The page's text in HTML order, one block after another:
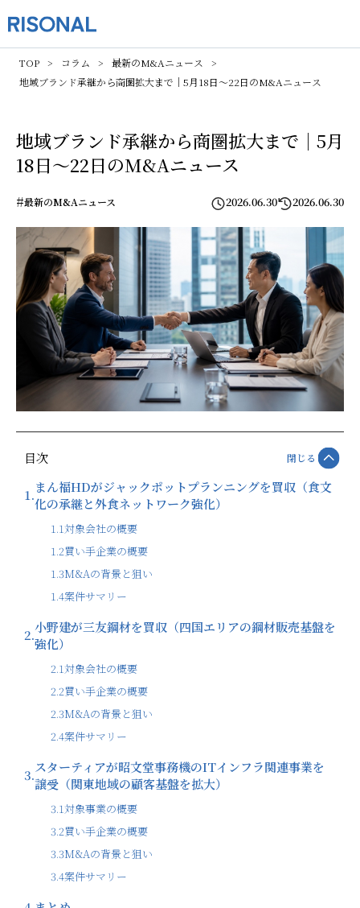
TOP コラム
最新のM&Aニュース
地域ブランド承継から商圏拡大まで｜5月18日〜22日のM&Aニュース
地域ブランド承継から商圏拡大まで｜5月
18日〜22日のM&Aニュース
#最新のM&Aニュース 2026.06.30 2026.06.30
目次 閉じる
1.まん福HDがジャックポットプランニングを買収（食文
化の承継と外食ネットワーク強化）
1.1対象会社の概要
1.2買い手企業の概要
1.3M&Aの背景と狙い
1.4案件サマリー
2.小野建が三友鋼材を買収（四国エリアの鋼材販売基盤を
強化）
2.1対象会社の概要
2.2買い手企業の概要
2.3M&Aの背景と狙い
2.4案件サマリー
3.スターティアが昭文堂事務機のITインフラ関連事業を
譲受（関東地域の顧客基盤を拡大）
3.1対象事業の概要
3.2買い手企業の概要
3.3M&Aの背景と狙い
3.4案件サマリー